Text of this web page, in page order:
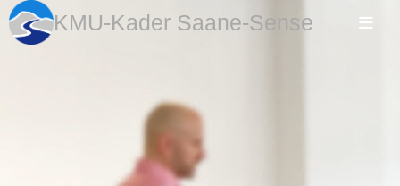
KMU-Kader Saane-Sense